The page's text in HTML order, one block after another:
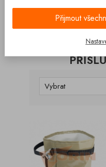
KATEGORIE
Vybrat
Přijmout